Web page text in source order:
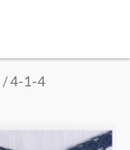
/4-1-4